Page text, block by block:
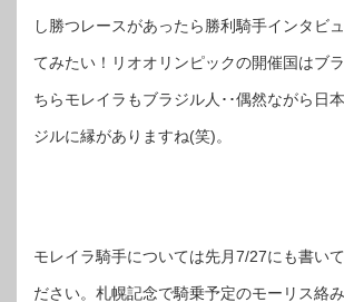
し勝つレースがあったら勝利騎手インタビ
てみたい！リオオリンピックの開催国はブ
ちらモレイラもブラジル人･･偶然ながら日
ジルに縁がありますね(笑)。
モレイラ騎手については先月7/27にも書い
ださい。札幌記念で騎乗予定のモーリス絡